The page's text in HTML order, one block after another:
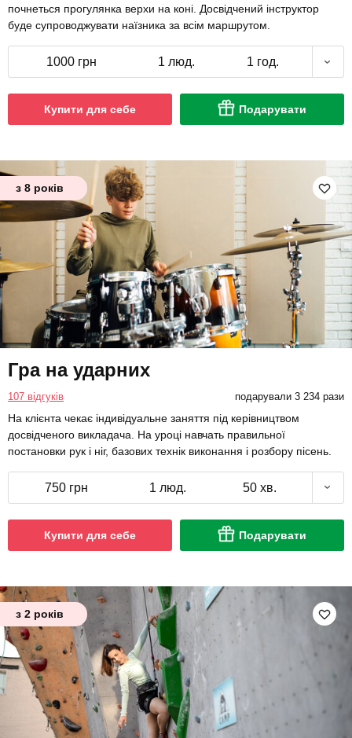
почнеться прогулянка верхи на коні. Досвідчений інструктор
буде супроводжувати наїзника за всім маршрутом.
1000 грн 1 люд. 1 год.
Купити для себе Подарувати
з 8 років
Гра на ударних
107 відгуків подарували 3 234 рази
На клієнта чекає індивідуальне заняття під керівництвом
досвідченого викладача. На уроці навчать правильної
постановки рук і ніг, базових технік виконання і розбору пісень.
750 грн 1 люд. 50 хв.
Купити для себе Подарувати
з 2 років